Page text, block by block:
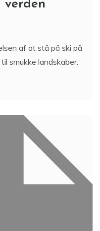
verden
af at stå på ski på
smukke landskaber.